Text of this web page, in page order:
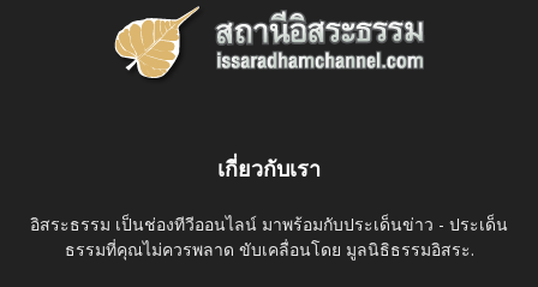
เกี่ยวกับเรา
อิสระธรรม เป็นช่องทีวีออนไลน์ มาพร้อมกับประเด็นข่าว - ประเด็น
ธรรมที่คุณไม่ควรพลาด ขับเคลื่อนโดย มูลนิธิธรรมอิสระ.